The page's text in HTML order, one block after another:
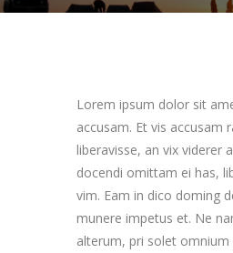
Lorem ipsum dolor sit
accusam. Et vis accusam
liberavisse, an vix viderer
docendi omittam ei has,
vim. Eam in dico doming
munere impetus et. Ne
alterum, pri solet omnium